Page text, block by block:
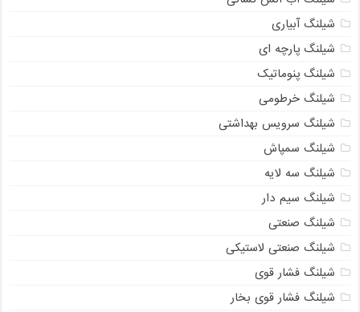
شیلنگ آبیاری
شیلنگ پارچه ای
شیلنگ پنوماتیک
شیلنگ خرطومی
شیلنگ سرویس بهداشتی
شیلنگ سمپاش
شیلنگ سه لایه
شیلنگ سیم دار
شیلنگ صنعتی
شیلنگ صنعتی لاستیکی
شیلنگ فشار قوی
شیلنگ فشار قوی بخار